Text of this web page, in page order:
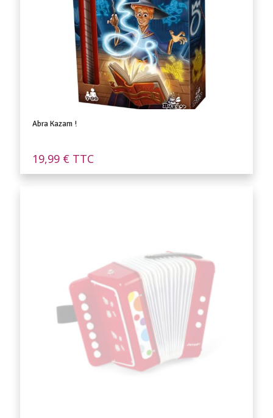
Abra Kazam !
19,99 € TTC